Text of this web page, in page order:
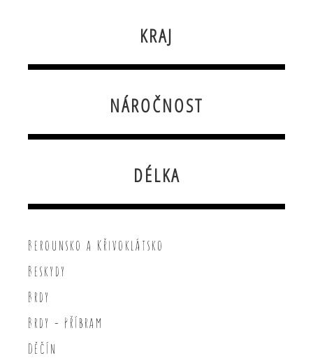
KRAJ
NÁROČNOST
DÉLKA
Berounsko a Křivoklátsko
Beskydy
Brdy
Brdy - Příbram
Děčín